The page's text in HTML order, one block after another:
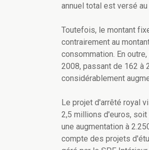
annuel total est versé
Toutefois, le montant
contrairement au
consommation. En
2008, passant de 162 à
considérablement
Le projet d'arrêté royal
2,5 millions d'euros, soit
une augmentation à
compte des projets